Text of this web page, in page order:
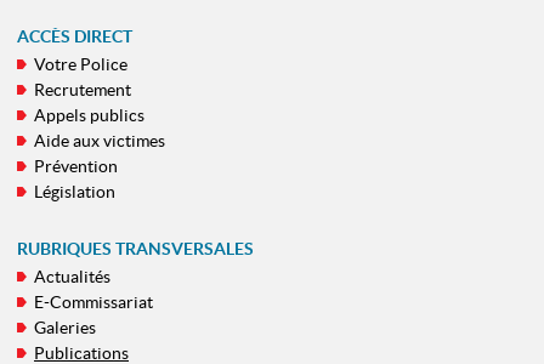
MENU
DE
NAVIGATION
ACCÈS DIRECT
Votre Police
Recrutement
Appels publics
Aide aux victimes
Prévention
Législation
RUBRIQUES TRANSVERSALES
Actualités
E-Commissariat
Galeries
Publications